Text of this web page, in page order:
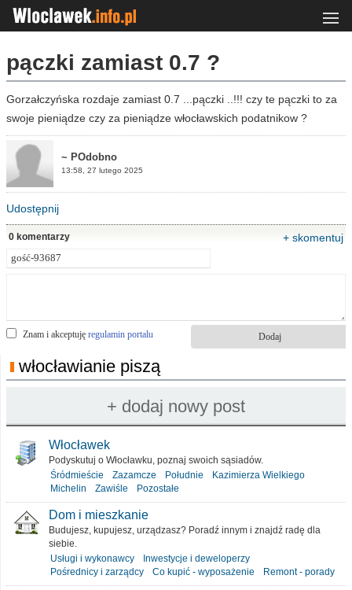
pączki zamiast 0.7 ?
Gorzałczyńska rozdaje zamiast 0.7 ...pączki ..!!! czy te pączki to za
swoje pieniądze czy za pieniądze włocławskich podatnikow ?
~ POdobno
13:58, 27 lutego 2025
Udostępnij
0 komentarzy + skomentuj
Znam i akceptuję regulamin portalu
włocławianie piszą
Włocławek
Podyskutuj o Włocławku, poznaj swoich sąsiadów.
Śródmieście
Zazamcze Południe
Kazimierza Wielkiego
Michelin
Zawiśle Pozostałe
Dom i mieszkanie
Budujesz, kupujesz, urządzasz? Poradź innym i znajdź radę dla
siebie.
Usługi i wykonawcy
Inwestycje i deweloperzy
Pośrednicy i zarządcy
Co kupić - wyposażenie Remont - porady